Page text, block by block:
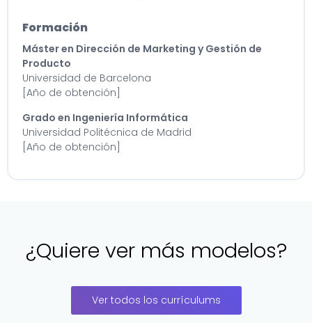
Formación
Máster en Dirección de Marketing y Gestión de
Producto
Universidad de Barcelona
[Año de obtención]
Grado en Ingeniería Informática
Universidad Politécnica de Madrid
[Año de obtención]
¿Quiere ver más modelos?
Ver todos los currículums